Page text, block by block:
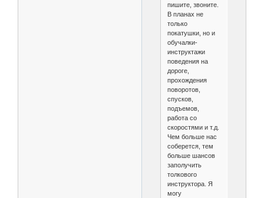
пишите, звоните.
В планах не
только
покатушки, но и
обучалки-
инструктажи
поведения на
дороге,
прохождения
поворотов,
спусков,
подъемов,
работа со
скоростями и т.д.
Чем больше нас
соберется, тем
больше шансов
заполучить
толкового
инструктора. Я
могу